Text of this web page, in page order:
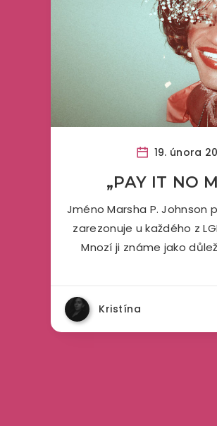
19. února
„PAY IT NO
Jméno Marsha P. Johnson
zarezonuje u každého z
Mnozí ji známe jako
Kristína